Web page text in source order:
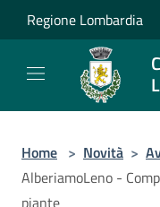
Salta al contenuto
Regione Lombardia
Home > Novità >
AlberiamoLeno -
piante